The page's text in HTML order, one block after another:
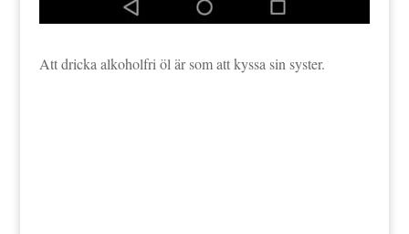
Att dricka alkoholfri öl är som att kyssa sin syster.